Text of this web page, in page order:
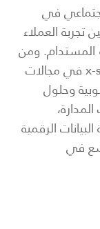
في
العملاء
المستدام. ومن
خلال الحلول المتقدمة التي تقدمها x-shift في مجالات
وحلول
الرقمية
في